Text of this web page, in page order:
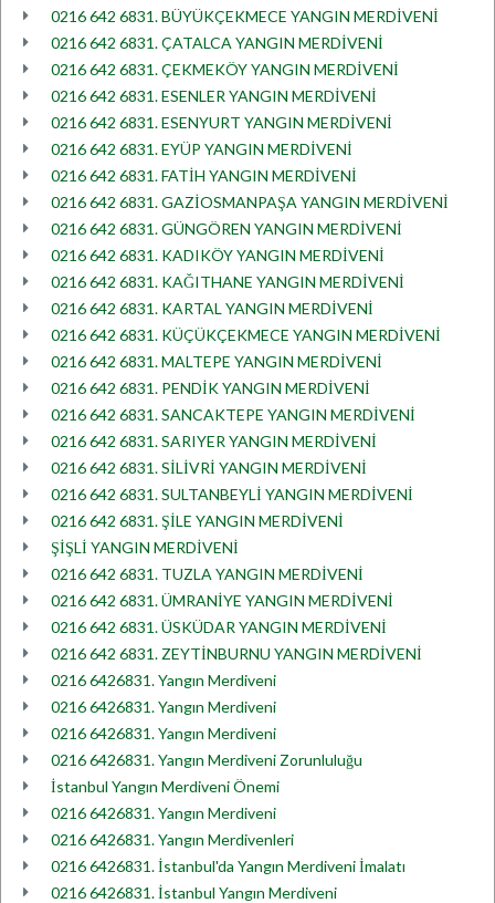
0216 642 6831. BÜYÜKÇEKMECE YANGIN MERDİVENİ
0216 642 6831. ÇATALCA YANGIN MERDİVENİ
0216 642 6831. ÇEKMEKÖY YANGIN MERDİVENİ
0216 642 6831. ESENLER YANGIN MERDİVENİ
0216 642 6831. ESENYURT YANGIN MERDİVENİ
0216 642 6831. EYÜP YANGIN MERDİVENİ
0216 642 6831. FATİH YANGIN MERDİVENİ
0216 642 6831. GAZİOSMANPAŞA YANGIN MERDİVENİ
0216 642 6831. GÜNGÖREN YANGIN MERDİVENİ
0216 642 6831. KADIKÖY YANGIN MERDİVENİ
0216 642 6831. KAĞITHANE YANGIN MERDİVENİ
0216 642 6831. KARTAL YANGIN MERDİVENİ
0216 642 6831. KÜÇÜKÇEKMECE YANGIN MERDİVENİ
0216 642 6831. MALTEPE YANGIN MERDİVENİ
0216 642 6831. PENDİK YANGIN MERDİVENİ
0216 642 6831. SANCAKTEPE YANGIN MERDİVENİ
0216 642 6831. SARIYER YANGIN MERDİVENİ
0216 642 6831. SİLİVRİ YANGIN MERDİVENİ
0216 642 6831. SULTANBEYLİ YANGIN MERDİVENİ
0216 642 6831. ŞİLE YANGIN MERDİVENİ
ŞİŞLİ YANGIN MERDİVENİ
0216 642 6831. TUZLA YANGIN MERDİVENİ
0216 642 6831. ÜMRANİYE YANGIN MERDİVENİ
0216 642 6831. ÜSKÜDAR YANGIN MERDİVENİ
0216 642 6831. ZEYTİNBURNU YANGIN MERDİVENİ
0216 6426831. Yangın Merdiveni
0216 6426831. Yangın Merdiveni
0216 6426831. Yangın Merdiveni
0216 6426831. Yangın Merdiveni Zorunluluğu
İstanbul Yangın Merdiveni Önemi
0216 6426831. Yangın Merdiveni
0216 6426831. Yangın Merdivenleri
0216 6426831. İstanbul'da Yangın Merdiveni İmalatı
0216 6426831. İstanbul Yangın Merdiveni